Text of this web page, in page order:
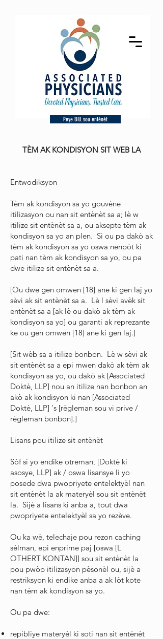
Peye Bill sou entènèt
TÈM AK KONDISYON SIT WEB LA
Entwodiksyon
Tèm ak kondisyon sa yo gouvène
itilizasyon ou nan sit entènèt sa a; lè w
itilize sit entènèt sa a, ou aksepte tèm ak
kondisyon sa yo an plen. Si ou pa dakò ak
tèm ak kondisyon sa yo oswa nenpòt ki
pati nan tèm ak kondisyon sa yo, ou pa
dwe itilize sit entènèt sa a.
[Ou dwe gen omwen [18] ane ki gen laj yo
sèvi ak sit entènèt sa a. Lè l sèvi avèk sit
entènèt sa a [ak lè ou dakò ak tèm ak
kondisyon sa yo] ou garanti ak reprezante
ke ou gen omwen [18] ane ki gen laj.]
[Sit wèb sa a itilize bonbon. Lè w sèvi ak
sit entènèt sa a epi mwen dakò ak tèm ak
kondisyon sa yo, ou dakò ak [Associated
Doktè, LLP] nou an itilize nan bonbon an
akò ak kondisyon ki nan [Associated
Doktè, LLP] 's [règleman sou vi prive /
règleman bonbon].]
Lisans pou itilize sit entènèt
Sòf si yo endike otreman, [Doktè ki
asosye, LLP] ak / oswa lisansye li yo
posede dwa pwopriyete entelektyèl nan
sit entènèt la ak materyèl sou sit entènèt
la. Sijè a lisans ki anba a, tout dwa
pwopriyete entelektyèl sa yo rezève.
Ou ka wè, telechaje pou rezon caching
sèlman, epi enprime paj [oswa [L
OTHERT KONTAN]] sou sit entènèt la
pou pwòp itilizasyon pèsonèl ou, sijè a
restriksyon ki endike anba a ak lòt kote
nan tèm ak kondisyon sa yo.
Ou pa dwe:
repibliye materyèl ki soti nan sit entènèt